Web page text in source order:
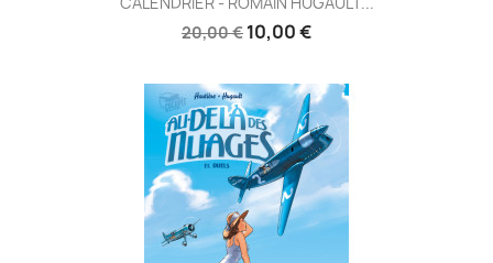
20,00 € 10,00 €